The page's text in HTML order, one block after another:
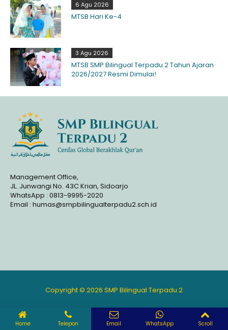
6 Agu 2026
MTSB Hari Ke-4
3 Agu 2026
MTSB SMP Bilingual Terpadu 2 Tahun Ajaran
2026/2027 Resmi Dimulai!
Management Office,
JL. Junwangi No. 43C Krian, Sidoarjo
WhatsApp : 0813-9995-2020
Email : humas@smpbilingualterpadu2.sch.id
Copyright © 2026 SMP Bilingual Terpadu 2
Home Telepon Email WhatsApp Scroll